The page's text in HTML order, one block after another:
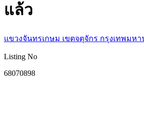
แล้ว
แขวงจันทรเกษม เขตจตุจักร กรุงเทพมหา
Listing No
68070898